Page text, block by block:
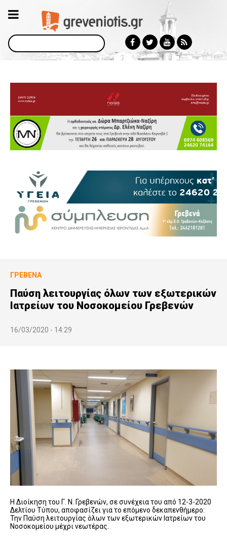
Αναζήτηση
ΓΡΕΒΕΝΆ
Παύση λειτουργίας όλων των εξωτερικών
Ιατρείων του Νοσοκομείου Γρεβενών
16/03/2020 - 14:29
Η Διοίκηση του Γ. Ν. Γρεβενών, σε συνέχεια του από 12-3-2020
Δελτίου Τύπου, αποφασίζει για το επόμενο δεκαπενθήμερο:
Την Παύση λειτουργίας όλων των εξωτερικών Ιατρείων του
Νοσοκομείου μέχρι νεωτέρας.